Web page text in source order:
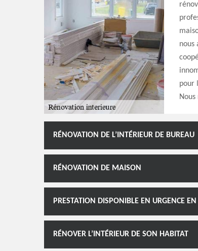
nous
pour
RÉNOVATION DE L’INTÉRIEUR DE BUREAU
RÉNOVATION DE MAISON
PRESTATION DISPONIBLE EN URGENCE
RÉNOVER L’INTÉRIEUR DE SON HABITAT